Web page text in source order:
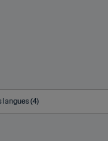
langues (4)